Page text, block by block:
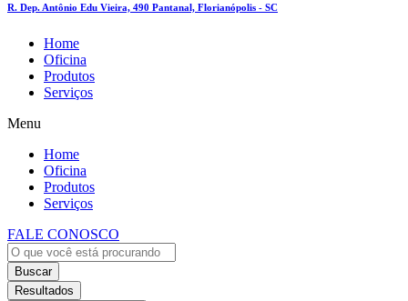
R. Dep. Antônio Edu Vieira, 490 Pantanal, Florianópolis - SC
Home
Oficina
Produtos
Serviços
Menu
Home
Oficina
Produtos
Serviços
FALE CONOSCO
Buscar
Resultados